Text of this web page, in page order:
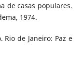
de casas populares.
1974.
Rio de Janeiro: Paz e